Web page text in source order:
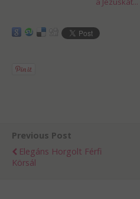
Previous Post
Elegáns Horgolt Férfi
Körsál